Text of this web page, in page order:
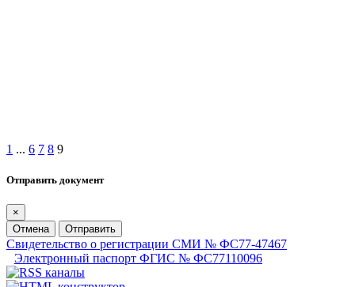
1 ... 6 7 8 9
Отправить документ
×
Отмена
Отправить
Свидетельство о регистрации СМИ № ФС77-47467
Электронный паспорт ФГИС № ФС77110096